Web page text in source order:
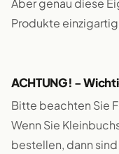
Aber genau diese
Produkte
ACHTUNG! -
Bitte beachten Sie
Wenn Sie
bestellen, dann